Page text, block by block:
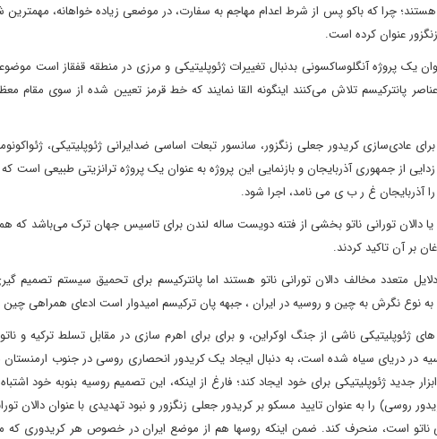
چرا که باکو پس از شرط اعدام مهاجم به سفارت، در موضعی زیاده خواهانه،
عنوان کرده است.
یک پروژه آنگلوساکسونی بدنبال تغییرات ژئوپلیتیکی و مرزی در منطقه قفقاز است
پانترکیسم تلاش می‌کنند اینگونه القا نمایند که خط قرمز تعیین شده از سوی مقام
عادی‌سازی کریدور جعلی زنگزور، سانسور تبعات اساسی ضدایرانی ژئوپلیتیکی،
از جمهوری آذربایجان و بازنمایی این پروژه به عنوان یک پروژه ترانزیتی طبیعی است
آذربایجان غ ر ب ی می نامد، اجرا شود.
یا دالان تورانی ناتو بخشی از فتنه دویست ساله لندن برای تاسیس جهان ترک می‌باشد که
بر آن تاکید کردند.
متعدد مخالف دالان تورانی ناتو هستند اما پانترکیسم برای تحمیق سیستم تصمیم
به نوع نگرش به چین و روسیه در ایران ، جبهه پان ترکیسم امیدوار است ادعای همراهی
ژئوپلیتیکی ناشی از جنگ اوکراین، و برای برای اهرم سازی در مقابل تسلط ترکیه و
در دریای سیاه شده است، به دنبال ایجاد یک کریدور انحصاری روسی در جنوب
جدید ژئوپلیتیکی برای خود ایجاد کند؛ فارغ از اینکه، این تصمیم روسیه بنوبه خود
روسی) را به عنوان تایید مسکو بر کریدور جعلی زنگزور و نبود تهدیدی با عنوان دالان
ناتو است، منحرف کند. ضمن اینکه روسها هم از موضع ایران در خصوص هر کریدوری که